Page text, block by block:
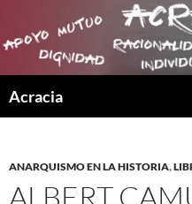
Acracia
ANARQUISMO EN LA HISTORIA,
ALBERT